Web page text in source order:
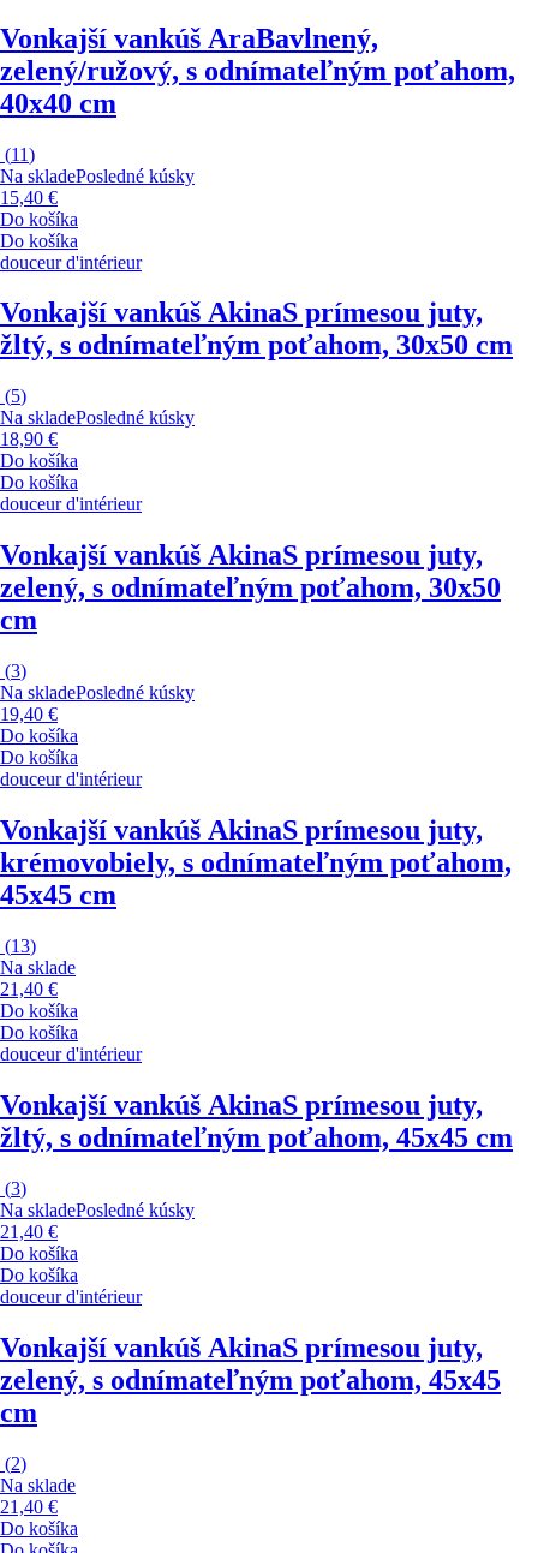
Vonkajší vankúš AraBavlnený,
zelený/ružový, s odnímateľným poťahom,
40x40 cm
(11)
Na skladePosledné kúsky
15,40 €
Do košíka
Do košíka
douceur d'intérieur
Vonkajší vankúš AkinaS prímesou juty,
žltý, s odnímateľným poťahom, 30x50 cm
(5)
Na skladePosledné kúsky
18,90 €
Do košíka
Do košíka
douceur d'intérieur
Vonkajší vankúš AkinaS prímesou juty,
zelený, s odnímateľným poťahom, 30x50
cm
(3)
Na skladePosledné kúsky
19,40 €
Do košíka
Do košíka
douceur d'intérieur
Vonkajší vankúš AkinaS prímesou juty,
krémovobiely, s odnímateľným poťahom,
45x45 cm
(13)
Na sklade
21,40 €
Do košíka
Do košíka
douceur d'intérieur
Vonkajší vankúš AkinaS prímesou juty,
žltý, s odnímateľným poťahom, 45x45 cm
(3)
Na skladePosledné kúsky
21,40 €
Do košíka
Do košíka
douceur d'intérieur
Vonkajší vankúš AkinaS prímesou juty,
zelený, s odnímateľným poťahom, 45x45
cm
(2)
Na sklade
21,40 €
Do košíka